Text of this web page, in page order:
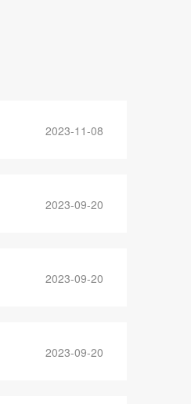
2023-11-08
2023-09-20
2023-09-20
2023-09-20